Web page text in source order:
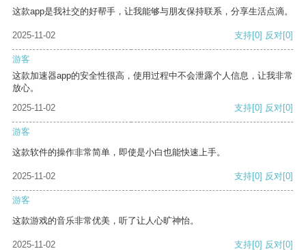
这款app是我社交的好帮手，让我能够与朋友保持联系，分享生活点滴。
2025-11-02 支持[0] 反对[0]
游客
这款加速器app的安全性很高，使用过程中不会泄露个人信息，让我非常
放心。
2025-11-02
支持[0] 反对[0]
游客
这款软件的操作非常简单，即使是小白也能快速上手。
2025-11-02 支持[0] 反对[0]
游客
这款游戏的音乐非常优美，听了让人心旷神怡。
2025-11-02 支持[0] 反对[0]